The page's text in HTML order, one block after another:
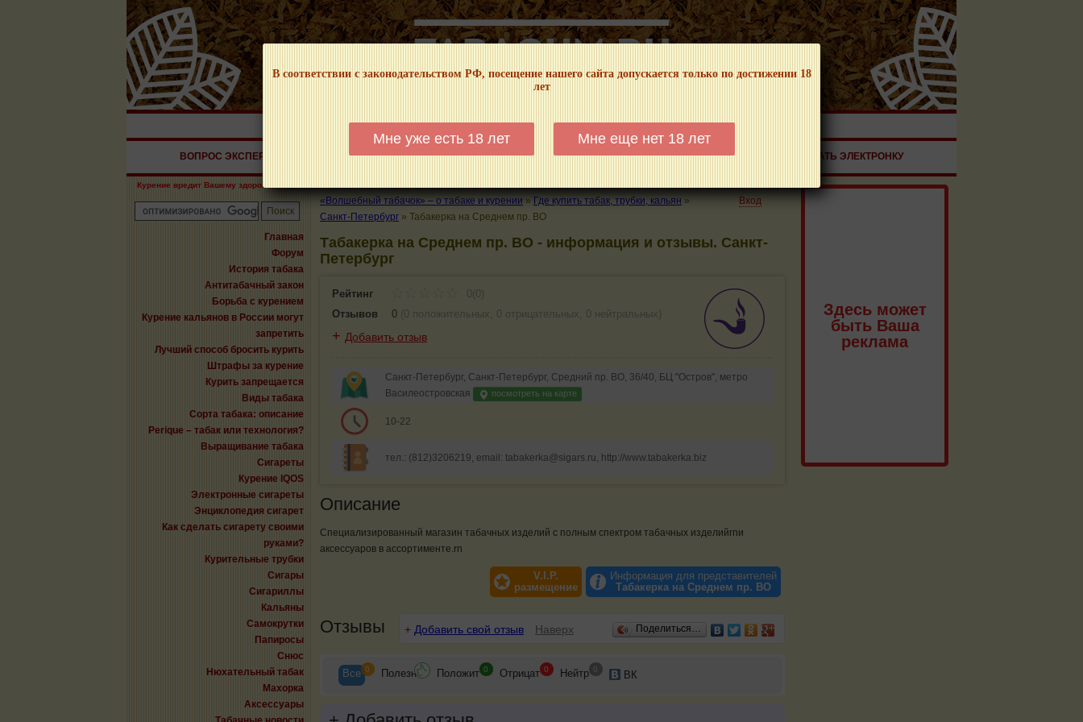
В соответствии с законодательством РФ, посещение нашего сайта допускается только по достижении 18
лет
Мне уже есть 18 лет Мне еще нет 18 лет
НАШ ПОРТАЛ – ИНФОРМАЦИОННЫЙ! МЫ НЕ ЗАНИМАЕМСЯ ПРОДАЖЕЙ И РЕКЛАМОЙ ТАБАЧНОЙ ПРОДУКЦИИ!
ВОПРОС ЭКСПЕРТУ КАЛЬЯНЫ ТРУБКИ ГДЕ КУПИТЬ ГДЕ ПОКУРИТЬ КУРЕНИЕ И ЗДОРОВЬЕ ЗАКАЗАТЬ ЭЛЕКТРОНКУ
Курение вредит Вашему здоровью!
Главная
Форум
История табака
Антитабачный закон
Борьба с курением
Курение кальянов в России могут
запретить
Лучший способ бросить курить
Штрафы за курение
Курить запрещается
Виды табака
Сорта табака: описание
Perique – табак или технология?
Выращивание табака
Сигареты
Курение IQOS
Электронные сигареты
Энциклопедия сигарет
Как сделать сигарету своими
руками?
Курительные трубки
Сигары
Сигариллы
Кальяны
Самокрутки
Папиросы
Снюс
Нюхательный табак
Махорка
Аксессуары
«Волшебный табачок» – о табаке и курении » Где купить табак, трубки, кальян »
Санкт-Петербург » Табакерка на Среднем пр. ВО
Вход
Табакерка на Среднем пр. ВО - информация и отзывы. Санкт-
Петербург
Рейтинг
0(0)
Отзывов
0 ( 0 положительных 0 отрицательных 0 нейтральных )
+ Добавить отзыв
Санкт-Петербург, Санкт-Петербург, Средний пр. ВО, 36/40, БЦ "Остров", метро
Василеостровская
посмотреть на карте
10-22
тел.: (812)3206219, email: tabakerka@sigars.ru, http://www.tabakerka.biz
Описание
Специализированный магазин табачных изделий с полным спектром табачных изделийrnи
аксессуаров в ассортименте.rn
V.I.P.
размещение
Информация для представителей
Табакерка на Среднем пр. ВО
Отзывы + Добавить свой отзыв Наверх Поделиться…
Все 0 Полезн Положит 0 Отрицат 0 Нейтр 0 ВК
Здесь может
быть Ваша
реклама